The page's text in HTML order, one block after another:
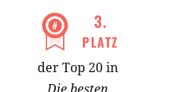
3.
PLATZ
der Top 20 in